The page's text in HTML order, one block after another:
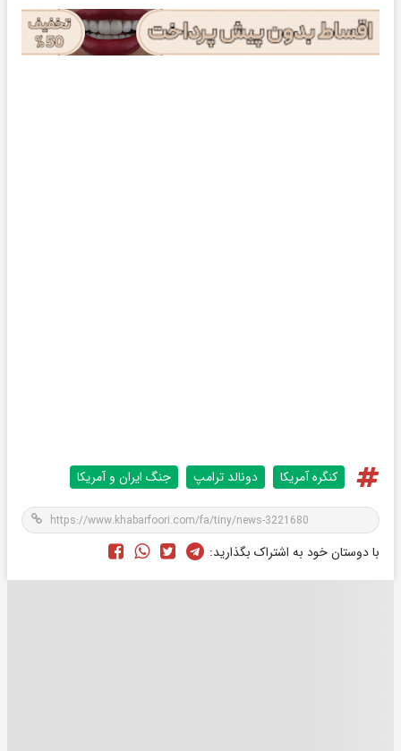
کنگره آمریکا دونالد ترامپ جنگ ایران و آمریکا
با دوستان خود به اشتراک بگذارید: